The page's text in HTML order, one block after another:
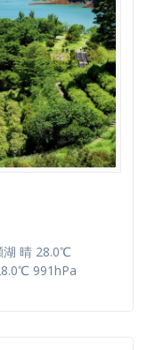
湖 晴 28.0℃
991hPa